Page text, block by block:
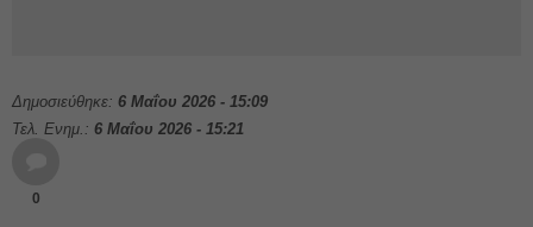
Δημοσιεύθηκε: 6 Μαΐου 2026 - 15:09
Τελ. Ενημ.: 6 Μαΐου 2026 - 15:21
0